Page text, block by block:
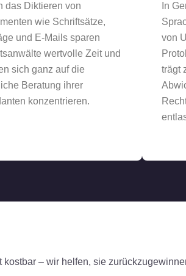
das Diktieren von
wie Schriftsätze,
und E-Mails sparen
wertvolle Zeit und
sich ganz auf die
Beratung ihrer
konzentrieren.
In
von
trägt
kostbar – wir helfen, sie